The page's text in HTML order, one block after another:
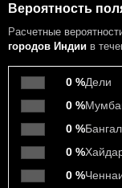
Вероятность
Расчетные
городов Индии в
0 %Дели
0 %
0 %
0 %
0 %